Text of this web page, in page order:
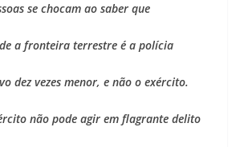
se chocam ao saber que
a fronteira terrestre é a polícia
dez vezes menor, e não o exército.
não pode agir em flagrante delito